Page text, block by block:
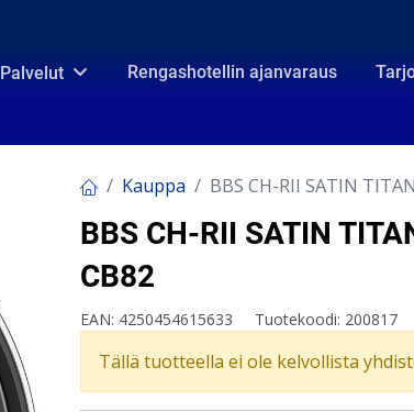
Palvelut Rengashotellin ajanvaraus
Kauppa BBS CH-RII SATIN
BBS CH-RII SATIN
CB82
EAN: 4250454615633 Tuotekoodi: 200817
Tällä tuotteella ei ole kelvollista